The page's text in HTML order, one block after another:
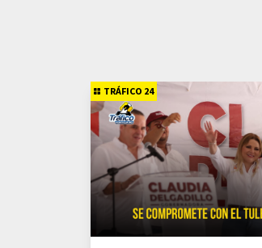
TRÁFICO 24